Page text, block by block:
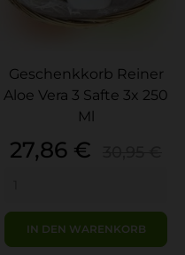
Geschenkkorb Reiner
Aloe Vera 3 Safte 3x 250
Ml
Preis
27,86 €
IN DEN WARENKORB